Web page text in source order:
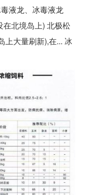
液龙、冰毒液龙
北境岛上) 北极松
上大量刷新),在... 冰